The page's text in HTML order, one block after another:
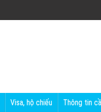
Visa, hộ chiếu Thông tin